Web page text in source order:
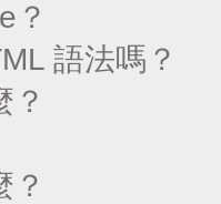
？
語法嗎？
？
？